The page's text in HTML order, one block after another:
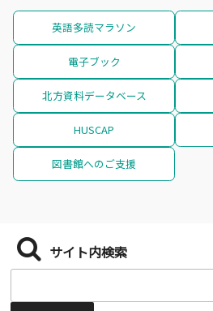
英語多読マラソン
電子ブック
北方資料データベース
HUSCAP
図書館へのご支援
サイト内検索